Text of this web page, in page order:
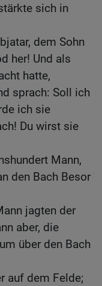
sich in
dem Sohn
her! Und als
hatte,
sprach: Soll ich
ich sie
Du wirst sie
Mann,
den Bach Besor
jagten der
aber, die
über den Bach
auf dem Felde;